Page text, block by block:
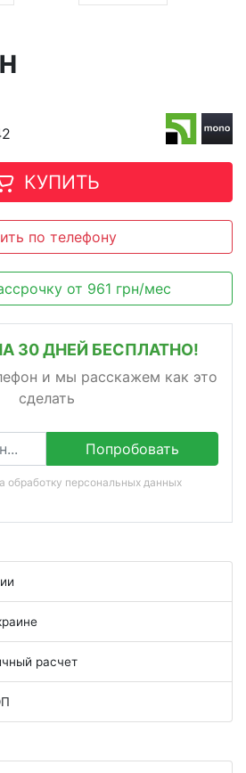
КУПИТЬ
по телефону
от 961 грн/мес
30 ДНЕЙ БЕСПЛАТНО!
и мы расскажем как это
сделать
Попробовать
обработку персональных данных
расчет